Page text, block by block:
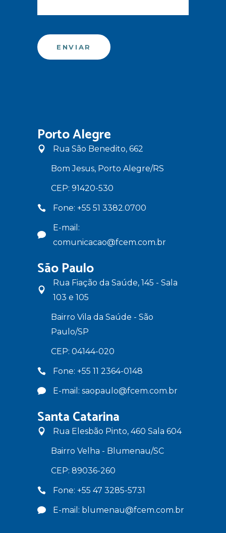
Porto Alegre
Rua São Benedito, 662
Bom Jesus, Porto Alegre/RS
CEP: 91420-530
Fone: +55 51 3382.0700
E-mail:
comunicacao@fcem.com.br
São Paulo
Rua Fiação da Saúde, 145 - Sala
103 e 105
Bairro Vila da Saúde - São
Paulo/SP
CEP: 04144-020
Fone: +55 11 2364-0148
E-mail: saopaulo@fcem.com.br
Santa Catarina
Rua Elesbão Pinto, 460 Sala 604
Bairro Velha - Blumenau/SC
CEP: 89036-260
Fone: +55 47 3285-5731
E-mail: blumenau@fcem.com.br